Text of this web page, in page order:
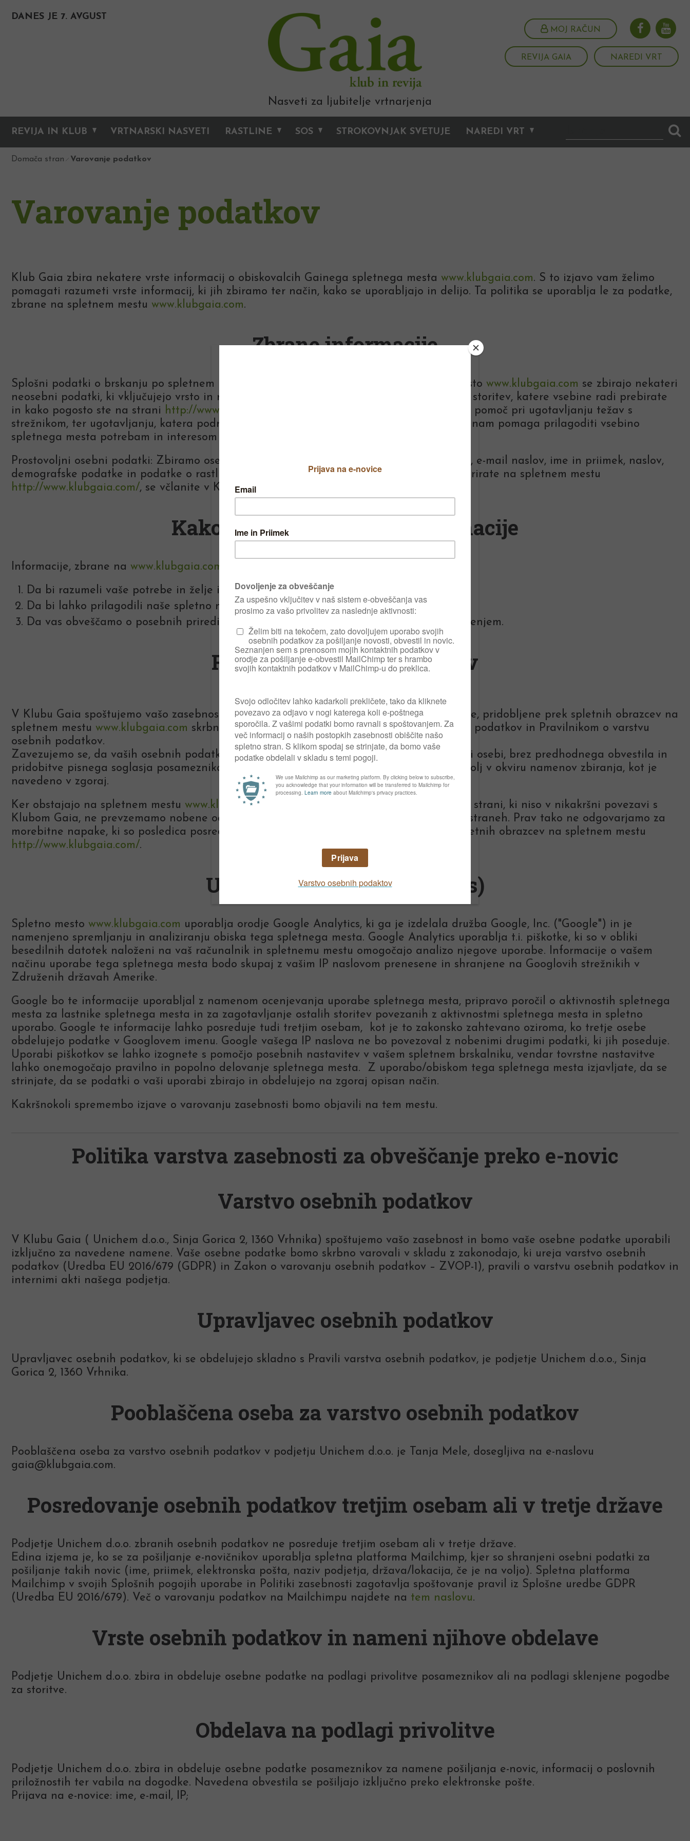
DANES JE 7. AVGUST
MOJ RAČUN
REVIJA GAIA NAREDI VRT
Nasveti za ljubitelje vrtnarjenja
REVIJA IN KLUB VRTNARSKI NASVETI RASTLINE SOS STROKOVNJAK SVETUJE NAREDI VRT
Domača stran Varovanje podatkov
Varovanje podatkov
Klub Gaia zbira nekatere vrste informacij o obiskovalcih Gainega spletnega mesta www.klubgaia.com. S to izjavo vam želimo
pomagati razumeti vrste informacij, ki jih zbiramo ter način, kako se uporabljajo in delijo. Ta politika se uporablja le za podatke,
zbrane na spletnem mestu www.klubgaia.com.
Zbrane informacije
Splošni podatki o brskanju po spletnem mestu : ko obiščete spletno mesto www.klubgaia.com se zbirajo nekateri
neosebni podatki, ki vključujejo vrsto in različico brskalnika, ki ga uporabljate, ponudnika storitev, katere vsebine radi prebirate
in kako pogosto ste na strani http://www.klubgaia.com/
. Mi te informacije uporabljamo za pomoč pri ugotavljanju težav s
strežnikom, ter ugotavljanju, katera področja naše spletne strani so najbolj obiskana, kar nam pomaga prilagoditi vsebino
spletnega mesta potrebam in interesom naših spletnih obiskovalcev.
Prostovoljni osebni podatki: Zbiramo osebne podatke, kot so kot so vaše uporabniško ime, e-mail naslov, ime in priimek, naslov,
demografske podatke in podatke o rastlinah v vašem vrtu, ki nam jih oddate, ko se registrirate na spletnem mestu
http://www.klubgaia.com/, se včlanite v Klub Gaia ali se prijavite za storitev e-novic.
Kako uporabljamo vaše informacije
Informacije, zbrane na www.klubgaia.com
Da bi razumeli vaše potrebe in želje in pripravili ustrezne vsebine.
Da bi lahko prilagodili naše spletno mesto vašim interesom.
Da vas obveščamo o posebnih prireditvah in ponudbah ali programih v zvezi z vrtnarjenjem.
Razkritje osebnih podatkov
V Klubu Gaia spoštujemo vašo zasebnost in se zavezujemo, da bomo vaše osebne podatke, pridobljene prek spletnih obrazcev na
spletnem mestu www.klubgaia.com skrbno varovali v skladu z Zakonom o varstvu osebnih podatkov in Pravilnikom o varstvu
osebnih podatkov.
Zavezujemo se, da vaših osebnih podatkov ne bomo posredovali, posodili ali prodali tretji osebi, brez predhodnega obvestila in
pridobitve pisnega soglasja posameznika. Informacije o posamezniku bomo obdelovali zgolj v okviru namenov zbiranja, kot je
navedeno v zgoraj.
Ker obstajajo na spletnem mestu www.klubgaia.com
določene povezave na druge spletne strani, ki niso v nikakršni povezavi s
Klubom Gaia, ne prevzemamo nobene odgovornosti za zaščito podatkov na teh spletnih straneh. Prav tako ne odgovarjamo za
morebitne napake, ki so posledica posredovanja napačnih podatkov ob izpolnjevanju spletnih obrazcev na spletnem mestu
http://www.klubgaia.com/.
Uporaba piškotkov (cookies)
Spletno mesto www.klubgaia.com uporablja orodje Google Analytics, ki ga je izdelala družba Google, Inc. ("Google") in je
namenjeno spremljanju in analiziranju obiska tega spletnega mesta. Google Analytics uporablja t.i. piškotke, ki so v obliki
besedilnih datotek naloženi na vaš računalnik in spletnemu mestu omogočajo analizo njegove uporabe. Informacije o vašem
načinu uporabe tega spletnega mesta bodo skupaj z vašim IP naslovom prenesene in shranjene na Googlovih strežnikih v
Združenih državah Amerike.
Google bo te informacije uporabljal z namenom ocenjevanja uporabe spletnega mesta, pripravo poročil o aktivnostih spletnega
mesta za lastnike spletnega mesta in za zagotavljanje ostalih storitev povezanih z aktivnostmi spletnega mesta in spletno
uporabo. Google te informacije lahko posreduje tudi tretjim osebam, kot je to zakonsko zahtevano oziroma, ko tretje osebe
obdelujejo podatke v Googlovem imenu. Google vašega IP naslova ne bo povezoval z nobenimi drugimi podatki, ki jih poseduje.
Uporabi piškotkov se lahko izognete s pomočjo posebnih nastavitev v vašem spletnem brskalniku, vendar tovrstne nastavitve
lahko onemogočajo pravilno in popolno delovanje spletnega mesta. Z uporabo/obiskom tega spletnega mesta izjavljate, da se
strinjate, da se podatki o vaši uporabi zbirajo in obdelujejo na zgoraj opisan način.
Kakršnokoli spremembo izjave o varovanju zasebnosti bomo objavili na tem mestu.
Politika varstva zasebnosti za obveščanje preko e-novic
Varstvo osebnih podatkov
V Klubu Gaia ( Unichem d.o.o., Sinja Gorica 2, 1360 Vrhnika) spoštujemo vašo zasebnost in bomo vaše osebne podatke uporabili
izključno za navedene namene. Vaše osebne podatke bomo skrbno varovali v skladu z zakonodajo, ki ureja varstvo osebnih
podatkov (Uredba EU 2016/679 (GDPR) in Zakon o varovanju osebnih podatkov – ZVOP-1), pravili o varstvu osebnih podatkov in
internimi akti našega podjetja.
Upravljavec osebnih podatkov
Upravljavec osebnih podatkov, ki se obdelujejo skladno s Pravili varstva osebnih podatkov, je podjetje Unichem d.o.o., Sinja
Gorica 2, 1360 Vrhnika.
Pooblaščena oseba za varstvo osebnih podatkov
Pooblaščena oseba za varstvo osebnih podatkov v podjetju Unichem d.o.o. je Tanja Mele, dosegljiva na e-naslovu
gaia@klubgaia.com.
Posredovanje osebnih podatkov tretjim osebam ali v tretje države
Podjetje Unichem d.o.o. zbranih osebnih podatkov ne posreduje tretjim osebam ali v tretje države.
Edina izjema je, ko se za pošiljanje e-novičnikov uporablja spletna platforma Mailchimp, kjer so shranjeni osebni podatki za
pošiljanje takih novic (ime, priimek, elektronska pošta, naziv podjetja, država/lokacija, če je na voljo). Spletna platforma
Mailchimp v svojih Splošnih pogojih uporabe in Politiki zasebnosti zagotavlja spoštovanje pravil iz Splošne uredbe GDPR
(Uredba EU 2016/679). Več o varovanju podatkov na Mailchimpu najdete na tem naslovu.
Vrste osebnih podatkov in nameni njihove obdelave
Podjetje Unichem d.o.o. zbira in obdeluje osebne podatke na podlagi privolitve posameznikov ali na podlagi sklenjene pogodbe
za storitve.
Obdelava na podlagi privolitve
Podjetje Unichem d.o.o. zbira in obdeluje osebne podatke posameznikov za namene pošiljanja e-novic, informacij o poslovnih
priložnostih ter vabila na dogodke. Navedena obvestila se pošiljajo izključno preko elektronske pošte.
Prijava na e-novice: ime, e-mail, IP;